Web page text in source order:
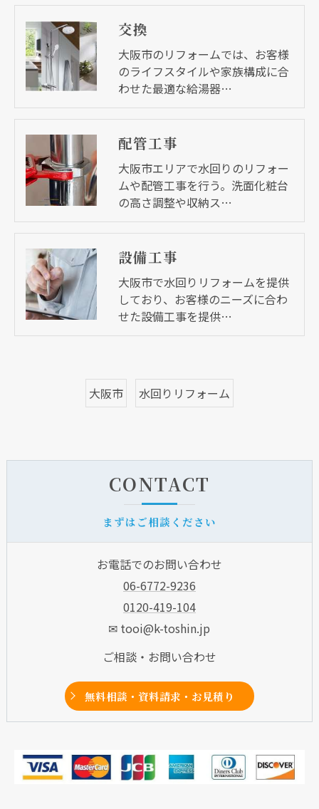
交換
大阪市のリフォームでは、お客様
のライフスタイルや家族構成に合
わせた最適な給湯器…
配管工事
大阪市エリアで水回りのリフォー
ムや配管工事を行う。洗面化粧台
の高さ調整や収納ス…
設備工事
大阪市で水回りリフォームを提供
しており、お客様のニーズに合わ
せた設備工事を提供…
大阪市 水回りリフォーム
CONTACT
まずはご相談ください
お電話でのお問い合わせ
06-6772-9236
0120-419-104
✉ tooi@k-toshin.jp
ご相談・お問い合わせ
無料相談・資料請求・お見積り